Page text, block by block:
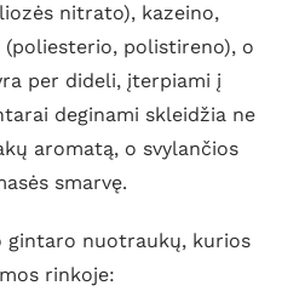
nitrato), kazeino,
polistireno), o
per dideli, įterpiami į
deginami skleidžia ne
aromatą, o svylančios
smarvę.
gintaro nuotraukų, kurios
rinkoje: